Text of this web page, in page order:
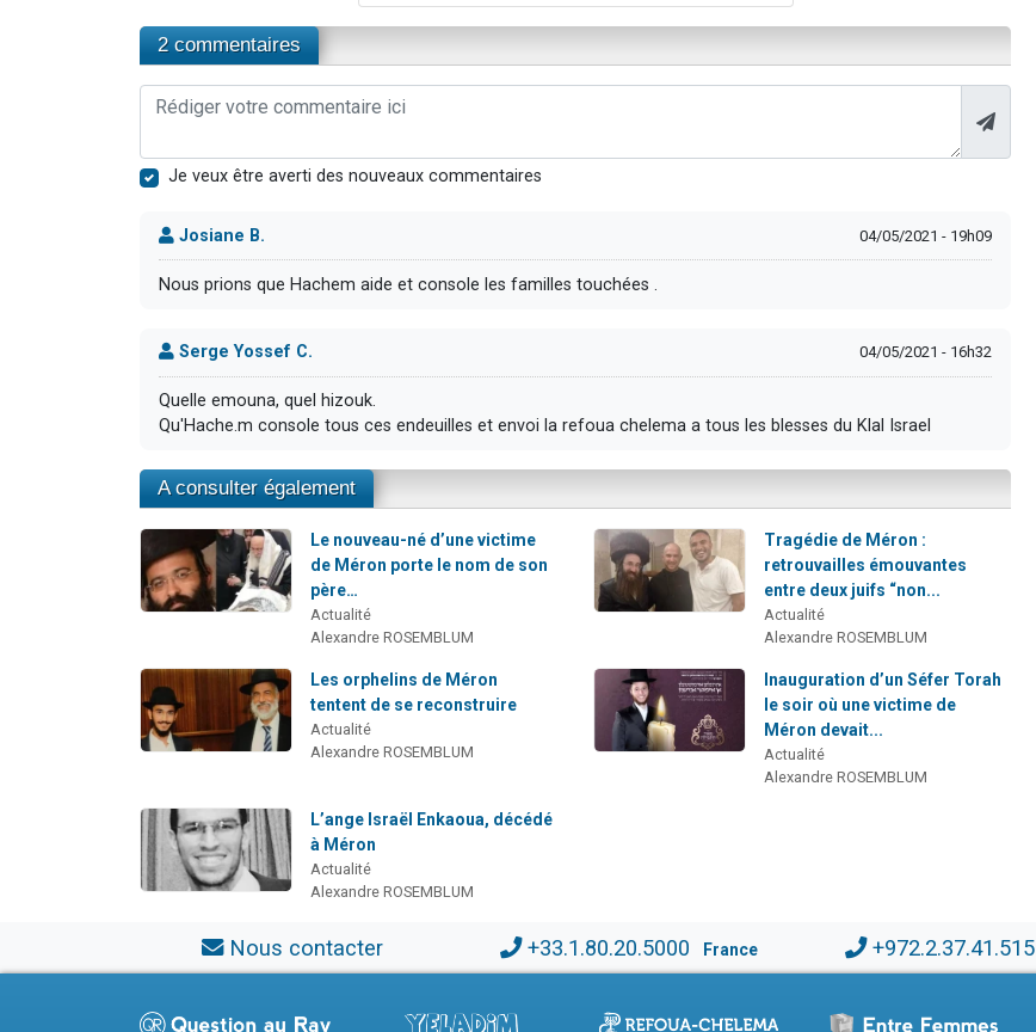
2 commentaires
Je veux être averti des nouveaux commentaires
Josiane B. 04/05/2021 - 19h09
Nous prions que Hachem aide et console les familles touchées .
Serge Yossef C. 04/05/2021 - 16h32
Quelle emouna, quel hizouk.
Qu'Hache.m console tous ces endeuilles et envoi la refoua chelema a tous les blesses du Klal Israel
A consulter également
Le nouveau-né d’une victime
de Méron porte le nom de son
père…
Actualité
Alexandre ROSEMBLUM
Tragédie de Méron :
retrouvailles émouvantes
entre deux juifs “non...
Actualité
Alexandre ROSEMBLUM
Les orphelins de Méron
tentent de se reconstruire
Actualité
Alexandre ROSEMBLUM
Inauguration d’un Séfer Torah
le soir où une victime de
Méron devait...
Actualité
Alexandre ROSEMBLUM
L’ange Israël Enkaoua, décédé
à Méron
Actualité
Alexandre ROSEMBLUM
Nous contacter +33.1.80.20.5000 France +972.2.37.41.515